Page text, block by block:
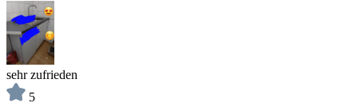
sehr zufrieden
5